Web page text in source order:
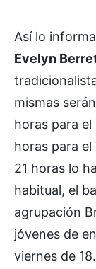
Así lo
Evelyn
mismas
horas para
horas para
21 horas lo
habitual, el
agrupación
jóvenes de
viernes de